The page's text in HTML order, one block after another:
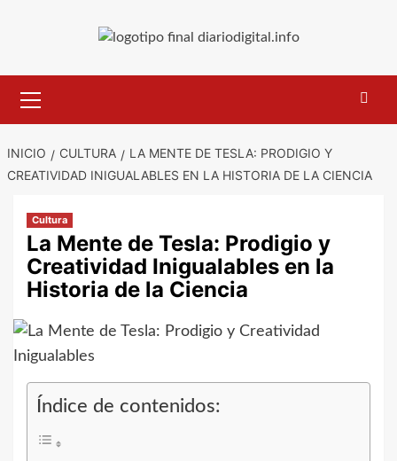
primario
INICIO CULTURA
LA MENTE DE TESLA: PRODIGIO Y
CREATIVIDAD INIGUALABLES EN LA HISTORIA DE LA CIENCIA
Cultura
La Mente de Tesla: Prodigio y
Creatividad Inigualables en la
Historia de la Ciencia
Índice de contenidos: